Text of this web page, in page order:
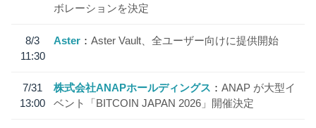
ボレーションを決定
8/3
11:30
Aster Aster Vault、全ユーザー向けに提供開始
7/31
13:00
株式会社ANAPホールディングス
ANAP が大型イ
ベント「BITCOIN JAPAN 2026」開催決定